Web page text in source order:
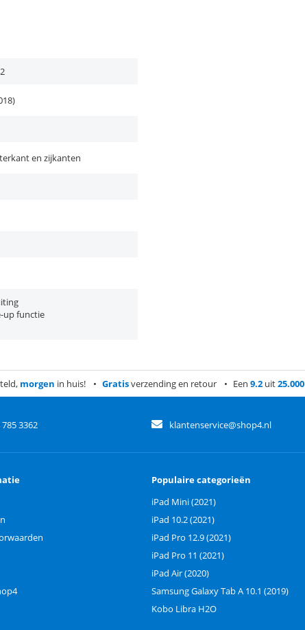
en zijkanten
up functie
morgen in huis! Gratisverzending en retour Een 9.2 uit25.000
3362 klantenservice@shop4.nl
Populaire categorieën
iPad Mini (2021)
iPad 10.2 (2021)
iPad Pro 12.9 (2021)
iPad Pro 11 (2021)
iPad Air (2020)
Samsung Galaxy Tab A 10.1 (2019)
Kobo Libra H2O